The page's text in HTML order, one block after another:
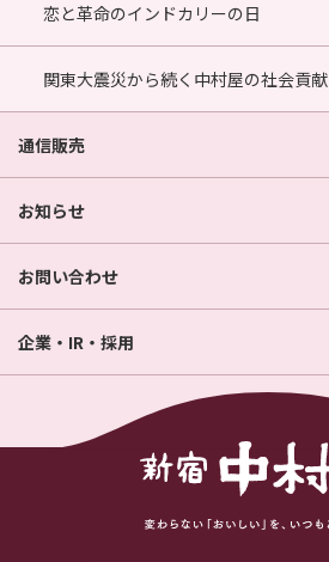
恋と革命のインドカリーの日
関東大震災から続く中村屋の社会貢献
通信販売
お知らせ
お問い合わせ
企業・IR・採用